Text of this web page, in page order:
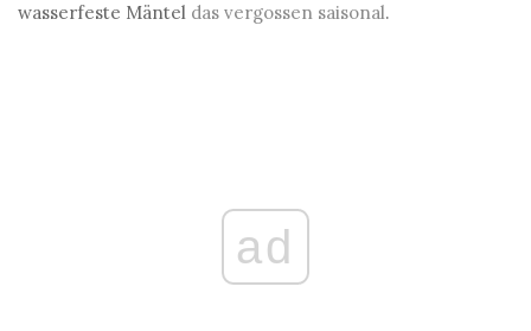
wasserfeste Mäntel das vergossen saisonal.
ad